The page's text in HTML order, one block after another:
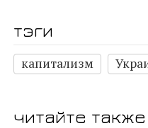
тэги
капитализм
читайте также